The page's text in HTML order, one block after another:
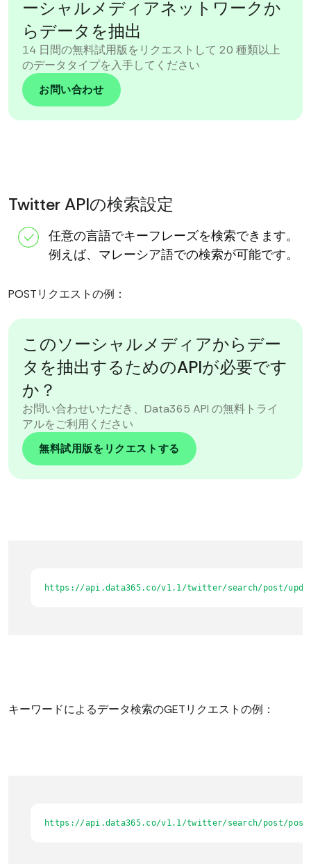
ーシャルメディアネットワークか
らデータを抽出
14 日間の無料試用版をリクエストして 20 種類以上
のデータタイプを入手してください
お問い合わせ
Twitter APIの検索設定
任意の言語でキーフレーズを検索できます。
例えば、マレーシア語での検索が可能です。
POSTリクエストの例：
このソーシャルメディアからデー
タを抽出するためのAPIが必要です
か？
お問い合わせいただき、Data365 API の無料トライ
アルをご利用ください
無料試用版をリクエストする
https://api.data365.co/v1.1/twitter/search/post/
キーワードによるデータ検索のGETリクエストの例：
https://api.data365.co/v1.1/twitter/search/post/